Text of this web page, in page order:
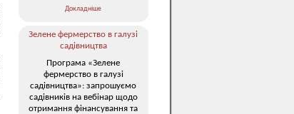
Докладніше
Зелене фермерство в галузі
садівництва
Програма «Зелене
фермерство в галузі
садівництва»: запрошуємо
садівників на вебінар щодо
отримання фінансування та